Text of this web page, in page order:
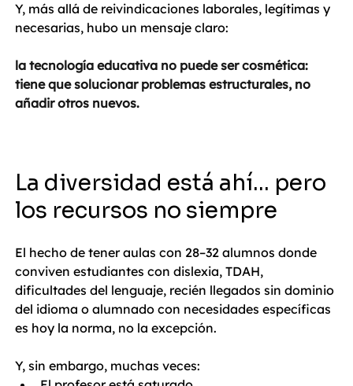
Y, más allá de reivindicaciones laborales, legítimas y
necesarias, hubo un mensaje claro:
la tecnología educativa no puede ser cosmética:
tiene que solucionar problemas estructurales, no
añadir otros nuevos.
La diversidad está ahí… pero
los recursos no siempre
El hecho de tener aulas con 28–32 alumnos donde
conviven estudiantes con dislexia, TDAH,
dificultades del lenguaje, recién llegados sin dominio
del idioma o alumnado con necesidades específicas
es hoy la norma, no la excepción.
Y, sin embargo, muchas veces: